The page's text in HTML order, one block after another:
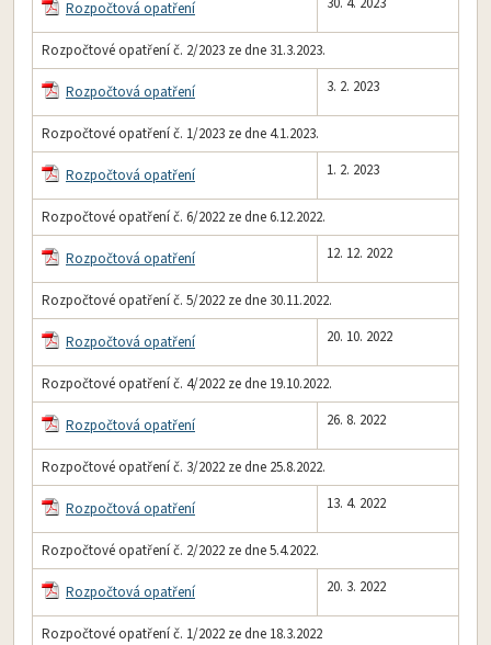
Rozpočtová opatření
Rozpočtové opatření č. 2/2023 ze dne 31.3.2023.
Rozpočtová opatření 3. 2. 2023
Rozpočtové opatření č. 1/2023 ze dne 4.1.2023.
Rozpočtová opatření 1. 2. 2023
Rozpočtové opatření č. 6/2022 ze dne 6.12.2022.
Rozpočtová opatření 12. 12. 2022
Rozpočtové opatření č. 5/2022 ze dne 30.11.2022.
Rozpočtová opatření 20. 10. 2022
Rozpočtové opatření č. 4/2022 ze dne 19.10.2022.
Rozpočtová opatření 26. 8. 2022
Rozpočtové opatření č. 3/2022 ze dne 25.8.2022.
Rozpočtová opatření 13. 4. 2022
Rozpočtové opatření č. 2/2022 ze dne 5.4.2022.
Rozpočtová opatření 20. 3. 2022
Rozpočtové opatření č. 1/2022 ze dne 18.3.2022